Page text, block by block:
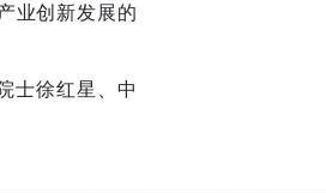
业创新发展的
士徐红星、中